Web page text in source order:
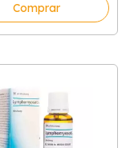
Comprar